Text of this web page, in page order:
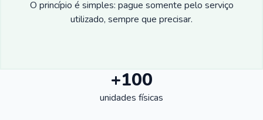
O princípio é simples: pague somente pelo serviço
utilizado, sempre que precisar.
+100
unidades físicas